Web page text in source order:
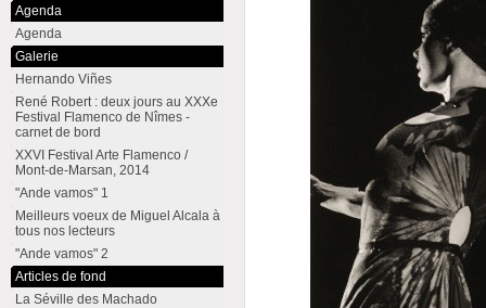
Agenda
Agenda
Galerie
Hernando Viñes
René Robert : deux jours au XXXe
Festival Flamenco de Nîmes -
carnet de bord
XXVI Festival Arte Flamenco /
Mont-de-Marsan, 2014
"Ande vamos" 1
Meilleurs voeux de Miguel Alcala à
tous nos lecteurs
"Ande vamos" 2
Articles de fond
La Séville des Machado